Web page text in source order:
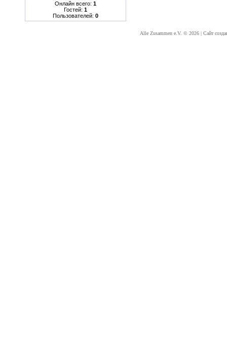
Онлайн всего: 1
Гостей: 1
Пользователей: 0
Alle Zusammen e.V. © 2026 | Сайт